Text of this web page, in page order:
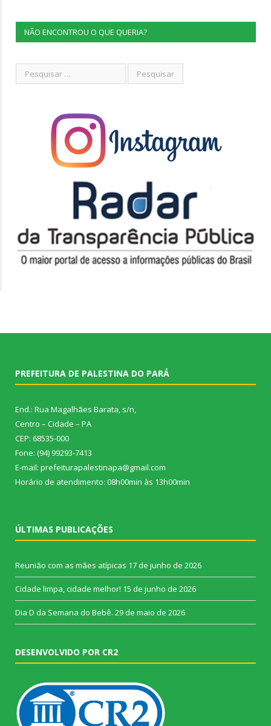
NÃO ENCONTROU O QUE QUERIA?
PREFEITURA DE PALESTINA DO PARÁ
End.: Rua Magalhães Barata, s/n,
Centro – Cidade – PA
CEP: 68535-000
Fone: (94) 99293-7413
E-mail: prefeiturapalestinapa@gmail.com
Horário de atendimento: 08h00min às 13h00min
ÚLTIMAS PUBLICAÇÕES
Reunião com as mães atípicas 17 de junho de 2026
Cidade limpa, cidade melhor! 15 de junho de 2026
Dia D da Semana do Bebê. 29 de maio de 2026
DESENVOLVIDO POR CR2